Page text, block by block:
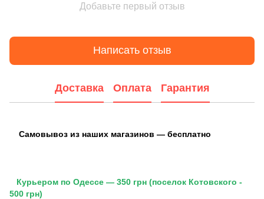
Добавьте первый отзыв
Написать отзыв
Доставка Оплата Гарантия
Самовывоз из наших магазинов — бесплатно
Курьером по Одессе — 350 грн (поселок Котовского -
500 грн)